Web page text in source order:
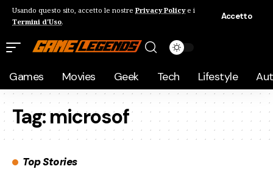
Usando questo sito, accetto le nostre Privacy Policye i
Termini d'Uso.
Accetto
Games Movies Geek Tech Lifestyle
Tag:microsof
Top Stories